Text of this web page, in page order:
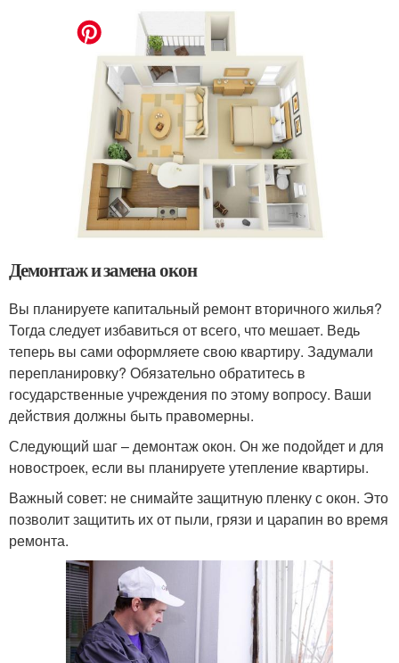
Демонтаж и замена окон
Вы планируете капитальный ремонт вторичного жилья?
Тогда следует избавиться от всего, что мешает. Ведь
теперь вы сами оформляете свою квартиру. Задумали
перепланировку? Обязательно обратитесь в
государственные учреждения по этому вопросу. Ваши
действия должны быть правомерны.
Следующий шаг – демонтаж окон. Он же подойдет и для
новостроек, если вы планируете утепление квартиры.
Важный совет: не снимайте защитную пленку с окон. Это
позволит защитить их от пыли, грязи и царапин во время
ремонта.